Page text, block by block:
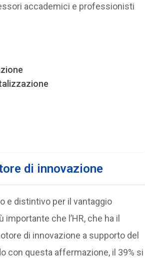
accademici e professionisti
di innovazione
e distintivo per il vantaggio
che l’HR, che ha il
di innovazione a supporto del
con questa affermazione, il 39% si